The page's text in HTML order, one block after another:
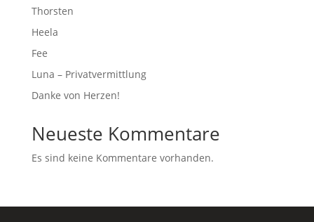
Thorsten
Heela
Fee
Luna – Privatvermittlung
Danke von Herzen!
Neueste Kommentare
Es sind keine Kommentare vorhanden.